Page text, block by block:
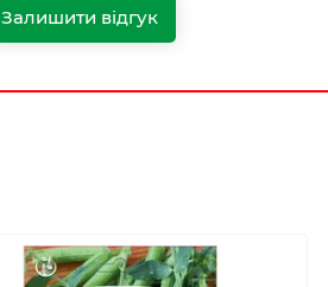
Залишити відгук